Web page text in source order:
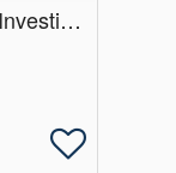
Excelente Oportunidade de Investimento